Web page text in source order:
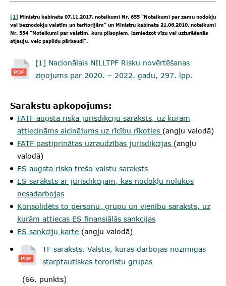
[1] Ministru kabineta 07.11.2017. noteikumi Nr. 655 “Noteikumi par zemu nodokļu
vai beznodokļu valstīm un teritorijām” un Ministru kabineta 21.06.2010. noteikumi
Nr. 554 “Noteikumi par valstīm, kuru pilsoņiem, izsniedzot vīzu vai uzturēšanās
atļauju, veic papildu pārbaudi”.
[1] Nacionālais NILLTPF Risku novērtēšanas
ziņojums par 2020. – 2022. gadu, 297. lpp.
Sarakstu apkopojums:
FATF augsta riska jurisdikciju saraksts, uz kurām
attiecināms aicinājums uz rīcību rīkoties (angļu valodā)
FATF pastiprinātas uzraudzības jurisdikcijas (angļu
valodā)
ES augsta riska trešo valstu saraksts
ES saraksts ar jurisdikcijām, kas nodokļu nolūkos
nesadarbojas
Konsolidēts to personu, grupu un vienību saraksts, uz
kurām attiecas ES finansiālās sankcijas
ES sankciju karte (angļu valodā)
TF saraksts. Valstis, kurās darbojas nozīmīgas
starptautiskas teroristu grupas
​​ (66. punkts)​​​​​